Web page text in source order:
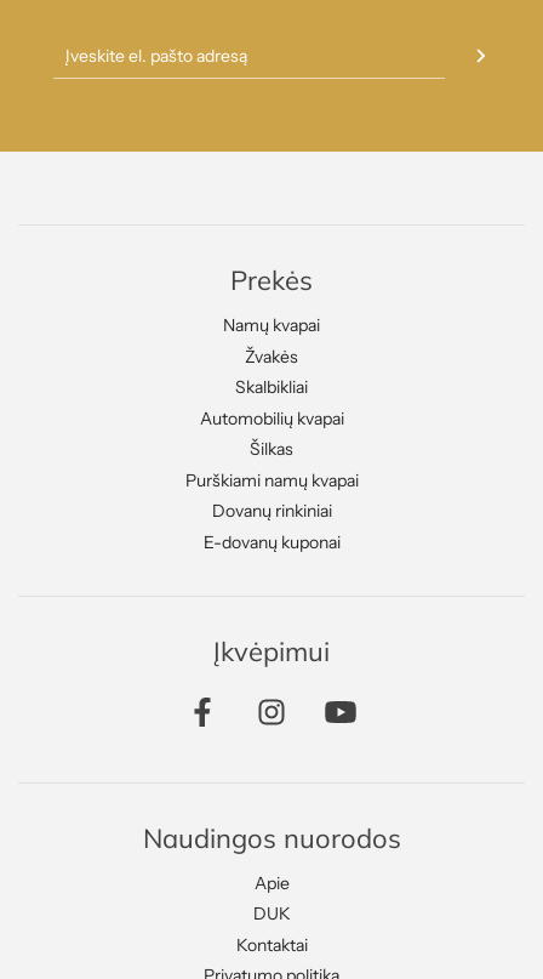
Prekės
Namų kvapai
Žvakės
Skalbikliai
Automobilių kvapai
Šilkas
Purškiami namų kvapai
Dovanų rinkiniai
E-dovanų kuponai
Įkvėpimui
Naudingos nuorodos
Apie
DUK
Kontaktai